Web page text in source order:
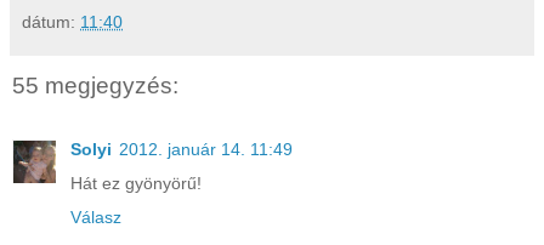
dátum: 11:40
55 megjegyzés:
Solyi 2012. január 14. 11:49
Hát ez gyönyörű!
Válasz